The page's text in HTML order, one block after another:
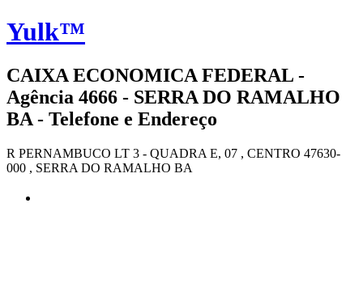
Yulk™
CAIXA ECONOMICA FEDERAL -
Agência 4666 - SERRA DO RAMALHO
BA - Telefone e Endereço
R PERNAMBUCO LT 3 - QUADRA E, 07 , CENTRO 47630-
000 , SERRA DO RAMALHO BA